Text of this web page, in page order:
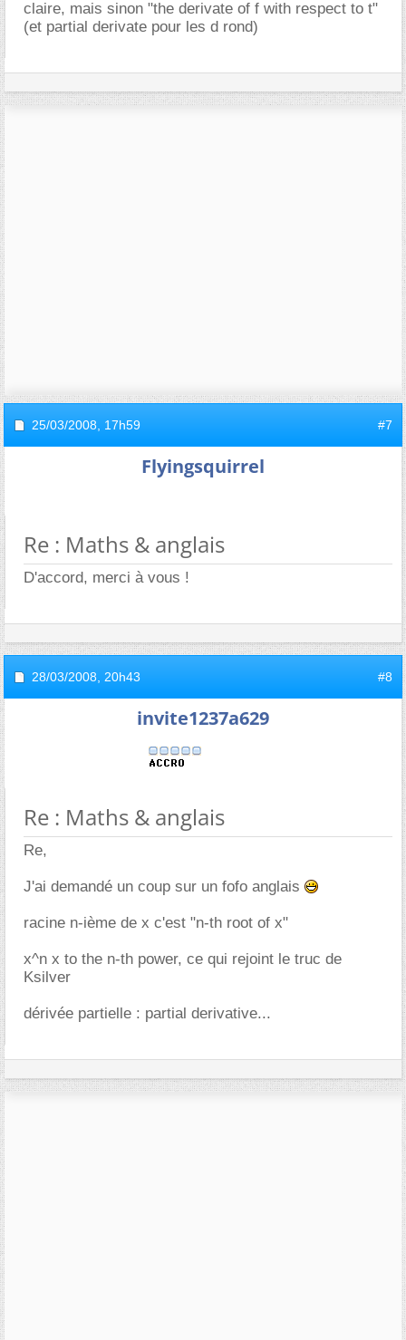
claire, mais sinon "the derivate of f with respect to t"
(et partial derivate pour les d rond)
25/03/2008, 17h59 #7
Flyingsquirrel
Re : Maths & anglais
D'accord, merci à vous !
28/03/2008, 20h43 #8
invite1237a629
Re : Maths & anglais
Re,
J'ai demandé un coup sur un fofo anglais
racine n-ième de x c'est "n-th root of x"
x^n x to the n-th power, ce qui rejoint le truc de
Ksilver
dérivée partielle : partial derivative...